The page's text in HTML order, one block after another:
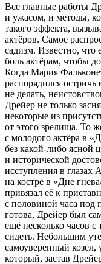
Все главные работы
и ужасом, и методы,
такого эффекта,
актёров. Самое
садизм. Известно, что
боль актёрам, чтобы
Когда Мария
распорядился остричь
не делать,
Дрейер не только
некоторые из
от этого зрелища. То
с молодого актёра в
без какой-либо ясной
и исторической
исступления в
на костре в «Дне
привязал её к
с половиной часа под
готова, Дрейер был
ещё несколько часов с
сидеть. Небольшим
самоуверенный
который, застав